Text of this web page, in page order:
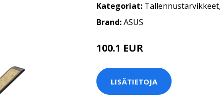
Kategoriat: Tallennustarvikkeet,
Brand:ASUS
100.1 EUR
LISÄTIETOJA